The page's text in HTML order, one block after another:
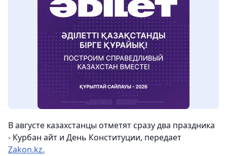
В августе казахстанцы отметят сразу два праздника
- Курбан айт и День Конституции, передает
Zakon.kz.